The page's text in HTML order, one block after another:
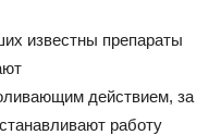
известны препараты
действием, за
работу